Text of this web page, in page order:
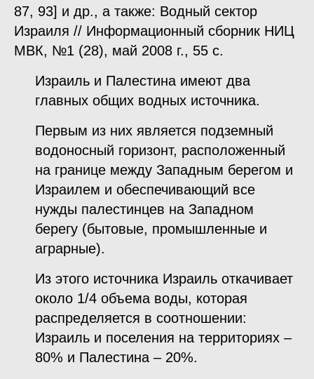
87, 93] и др., а также: Водный сектор
Израиля // Информационный сборник НИЦ
МВК, №1 (28), май 2008 г., 55 с.
Израиль и Палестина имеют два
главных общих водных источника.
Первым из них является подземный
водоносный горизонт, расположенный
на границе между Западным берегом и
Израилем и обеспечивающий все
нужды палестинцев на Западном
берегу (бытовые, промышленные и
аграрные).
Из этого источника Израиль откачивает
около 1/4 объема воды, которая
распределяется в соотношении:
Израиль и поселения на территориях –
80% и Палестина – 20%.